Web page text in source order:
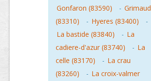
Gonfaron (83590)
- Grimaud
(83310)
- Hyeres (83400)
-
La bastide (83840)
- La
cadiere-d'azur (83740)
- La
celle (83170)
- La crau
(83260)
- La croix-valmer